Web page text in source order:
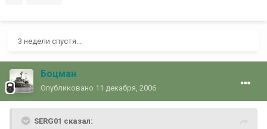
3 недели спустя...
Боцман
Опубликовано 11 декабря, 2006
SERG01 сказал: